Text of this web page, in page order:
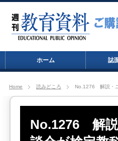
ホーム 誌
Home 読みどころ No.1276 解説・
No.1276 解説